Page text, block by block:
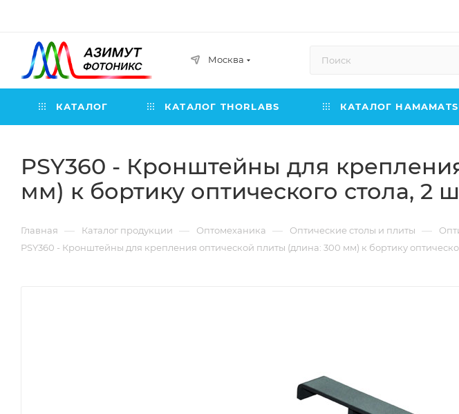
Москва
КАТАЛОГ КАТАЛОГ THORLABS КАТАЛОГ
PSY360 - Кронштейны для
мм) к бортику оптического стола, 2
Главная — Каталог продукции — Оптомеханика — Оптические столы и плиты —
PSY360 - Кронштейны для крепления оптической плиты (длина: 300 мм) к бортику